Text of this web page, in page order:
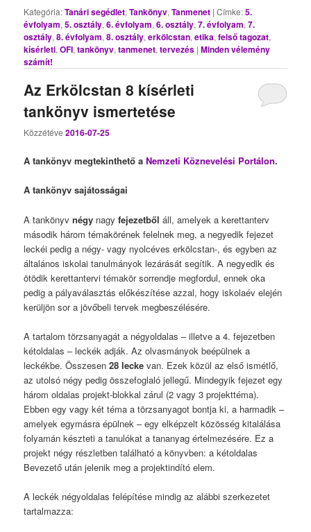
Kategória:Tanári segédlet,Tankönyv,Tanmenet |Címke:5.
évfolyam,5. osztály,6. évfolyam,6. osztály,7. évfolyam,7.
osztály,8. évfolyam,8. osztály,erkölcstan,etika,felső tagozat,
kísérleti,OFI,tankönyv,tanmenet,tervezés |Minden vélemény
számít!
Az Erkölcstan 8 kísérleti
tankönyv ismertetése
Közzétéve2016-07-25
A tankönyv megtekinthető aNemzeti Köznevelési Portálon.
A tankönyv sajátosságai
A tankönyvnégy nagyfejezetből áll, amelyek a kerettanterv
második három témakörének felelnek meg, a negyedik fejezet
leckéi pedig a négy- vagy nyolcéves erkölcstan-, és egyben az
általános iskolai tanulmányok lezárását segítik. A negyedik és
ötödik kerettantervi témakör sorrendje megfordul, ennek oka
pedig a pályaválasztás előkészítése azzal, hogy iskolaév elején
kerüljön sor a jövőbeli tervek megbeszélésére.
A tartalom törzsanyagát a négyoldalas – illetve a 4. fejezetben
kétoldalas – leckék adják. Az olvasmányok beépülnek a
leckékbe. Összesen28 lecke van. Ezek közül az első ismétlő,
az utolsó négy pedig összefoglaló jellegű. Mindegyik fejezet egy
három oldalas projekt-blokkal zárul (2 vagy 3 projekttéma).
Ebben egy vagy két téma a törzsanyagot bontja ki, a harmadik –
amelyek egymásra épülnek – egy elképzelt közösség kitalálása
folyamán készteti a tanulókat a tananyag értelmezésére. Ez a
projekt négy részletben található a könyvben: a kétoldalas
Bevezető után jelenik meg a projektindító elem.
A leckék négyoldalas felépítése mindig az alábbi szerkezetet
tartalmazza: